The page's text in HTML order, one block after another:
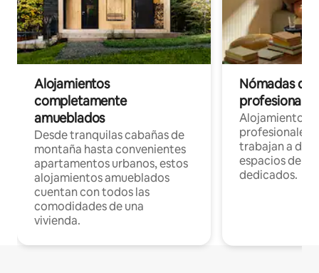
Alojamientos
completamente
amueblados
Desde tranquilas cabañas de
montaña hasta convenientes
apartamentos urbanos, estos
alojamientos amueblados
cuentan con todos las
comodidades de una
vivienda.
Nómadas
Alojamientos
profesionales
trabajan a
espacios de
dedicados.